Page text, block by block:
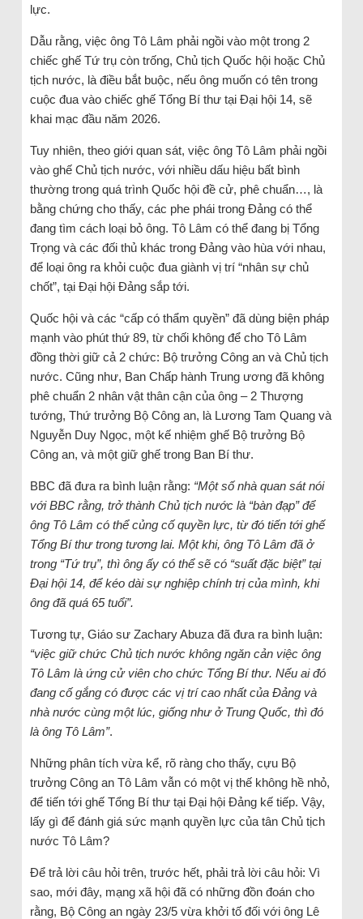
lực.
Dẫu rằng, việc ông Tô Lâm phải ngồi vào một trong 2
chiếc ghế Tứ trụ còn trống, Chủ tịch Quốc hội hoặc Chủ
tịch nước, là điều bắt buộc, nếu ông muốn có tên trong
cuộc đua vào chiếc ghế Tổng Bí thư tại Đại hội 14, sẽ
khai mạc đầu năm 2026.
Tuy nhiên, theo giới quan sát, việc ông Tô Lâm phải ngồi
vào ghế Chủ tịch nước, với nhiều dấu hiệu bất bình
thường trong quá trình Quốc hội đề cử, phê chuẩn…, là
bằng chứng cho thấy, các phe phái trong Đảng có thể
đang tìm cách loại bỏ ông. Tô Lâm có thể đang bị Tổng
Trọng và các đối thủ khác trong Đảng vào hùa với nhau,
để loại ông ra khỏi cuộc đua giành vị trí “nhân sự chủ
chốt”, tại Đại hội Đảng sắp tới.
Quốc hội và các “cấp có thẩm quyền” đã dùng biện pháp
mạnh vào phút thứ 89, từ chối không để cho Tô Lâm
đồng thời giữ cả 2 chức: Bộ trưởng Công an và Chủ tịch
nước. Cũng như, Ban Chấp hành Trung ương đã không
phê chuẩn 2 nhân vật thân cận của ông – 2 Thượng
tướng, Thứ trưởng Bộ Công an, là Lương Tam Quang và
Nguyễn Duy Ngọc, một kế nhiệm ghế Bộ trưởng Bộ
Công an, và một giữ ghế trong Ban Bí thư.
BBC đã đưa ra bình luận rằng: “Một số nhà quan sát nói
với BBC rằng, trở thành Chủ tịch nước là “bàn đạp” để
ông Tô Lâm có thể củng cố quyền lực, từ đó tiến tới ghế
Tổng Bí thư trong tương lai. Một khi, ông Tô Lâm đã ở
trong “Tứ trụ”, thì ông ấy có thể sẽ có “suất đặc biệt” tại
Đại hội 14, để kéo dài sự nghiệp chính trị của mình, khi
ông đã quá 65 tuổi”.
Tương tự, Giáo sư Zachary Abuza đã đưa ra bình luận:
“việc giữ chức Chủ tịch nước không ngăn cản việc ông
Tô Lâm là ứng cử viên cho chức Tổng Bí thư. Nếu ai đó
đang cố gắng có được các vị trí cao nhất của Đảng và
nhà nước cùng một lúc, giống như ở Trung Quốc, thì đó
là ông Tô Lâm”.
Những phân tích vừa kể, rõ ràng cho thấy, cựu Bộ
trưởng Công an Tô Lâm vẫn có một vị thế không hề nhỏ,
để tiến tới ghế Tổng Bí thư tại Đại hội Đảng kế tiếp. Vậy,
lấy gì để đánh giá sức mạnh quyền lực của tân Chủ tịch
nước Tô Lâm?
Để trả lời câu hỏi trên, trước hết, phải trả lời câu hỏi: Vì
sao, mới đây, mạng xã hội đã có những đồn đoán cho
rằng, Bộ Công an ngày 23/5 vừa khởi tố đối với ông Lê